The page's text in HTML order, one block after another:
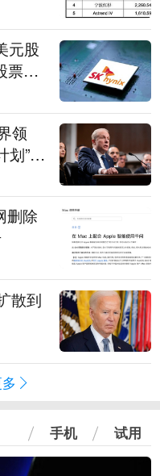
元股
票，
领
划”，
删除
散到
手机 试用